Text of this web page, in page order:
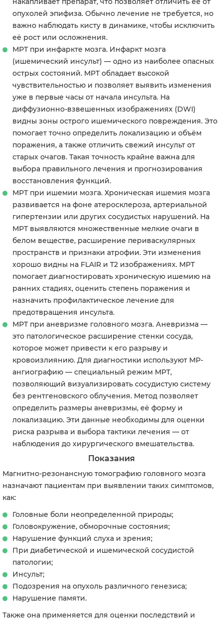
опухолей эпифиза. Обычно лечение не требуется, но
важно наблюдать кисту в динамике, чтобы исключить
её рост или осложнения.
МРТ при инфаркте мозга. Инфаркт мозга
(ишемический инсульт) — одно из наиболее опасных
острых состояний. МРТ обладает высокой
чувствительностью и позволяет выявить изменения
уже в первые часы от начала инсульта. На
диффузионно-взвешенных изображениях (DWI)
видны зоны острого ишемического повреждения. Это
помогает точно определить локализацию и объём
поражения, а также отличить свежий инсульт от
старых очагов. Такая точность крайне важна для
выбора правильного лечения и прогнозирования
восстановления функций.
МРТ при ишемии мозга. Хроническая ишемия мозга
развивается на фоне атеросклероза, артериальной
гипертензии или других сосудистых нарушений. На
МРТ выявляются множественные мелкие очаги в
белом веществе, расширение периваскулярных
пространств и признаки атрофии. Эти изменения
хорошо видны на FLAIR и T2 изображениях. МРТ
помогает диагностировать хроническую ишемию на
ранних стадиях, оценить степень поражения и
назначить профилактическое лечение для
предотвращения инсульта.
МРТ при аневризме головного мозга. Аневризма —
это патологическое расширение стенки сосуда,
которое может привести к его разрыву и
кровоизлиянию. Для диагностики используют МР-
ангиографию — специальный режим МРТ,
позволяющий визуализировать сосудистую систему
без рентгеновского облучения. Метод позволяет
определить размеры аневризмы, её форму и
локализацию. Эти данные необходимы для оценки
риска разрыва и выбора тактики лечения — от
наблюдения до хирургического вмешательства.
Показания
Магнитно-резонансную томографию головного мозга
назначают пациентам при выявлении таких симптомов,
как:
Головные боли неопределенной природы;
Головокружение, обморочные состояния;
Нарушение функций слуха и зрения;
При диабетической и ишемической сосудистой
патологии;
Инсульт;
Подозрения на опухоль различного генезиса;
Нарушение памяти.
Также она применяется для оценки последствий и